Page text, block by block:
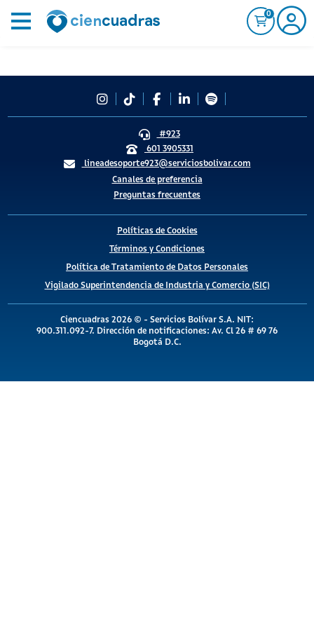
0
#923
601 3905331
lineadesoporte923@serviciosbolivar.com
Canales de preferencia
Preguntas frecuentes
Políticas de Cookies
Términos y Condiciones
Política de Tratamiento de Datos Personales
Vigilado Superintendencia de Industria y Comercio (SIC)
Ciencuadras 2026 © - Servicios Bolívar S.A. NIT:
900.311.092-7. Dirección de notificaciones: Av. Cl 26 # 69 76
Bogotá D.C.